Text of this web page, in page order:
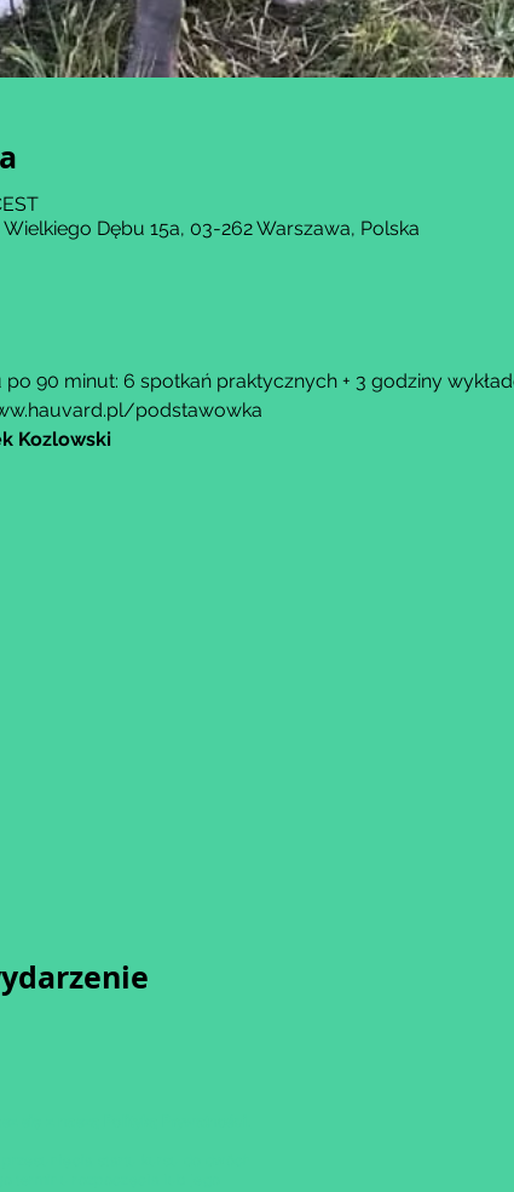
Dębu 15a, 03-262 Warszawa, Polska
90 minut: 6 spotkań praktycznych + 3 godziny
podstawowka
Kozlowski